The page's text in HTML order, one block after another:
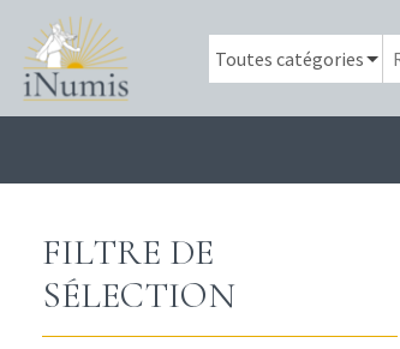
FILTRE DE
SÉLECTION